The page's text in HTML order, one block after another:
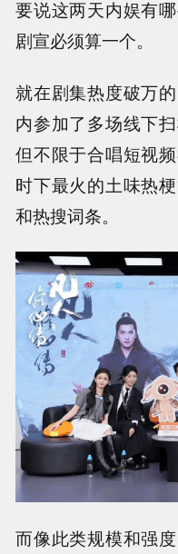
要说这两天内娱有
剧宣必须算一个。
就在剧集热度破万
内参加了多场线下
但不限于合唱短视
时下最火的土味热
和热搜词条。
而像此类规模和强